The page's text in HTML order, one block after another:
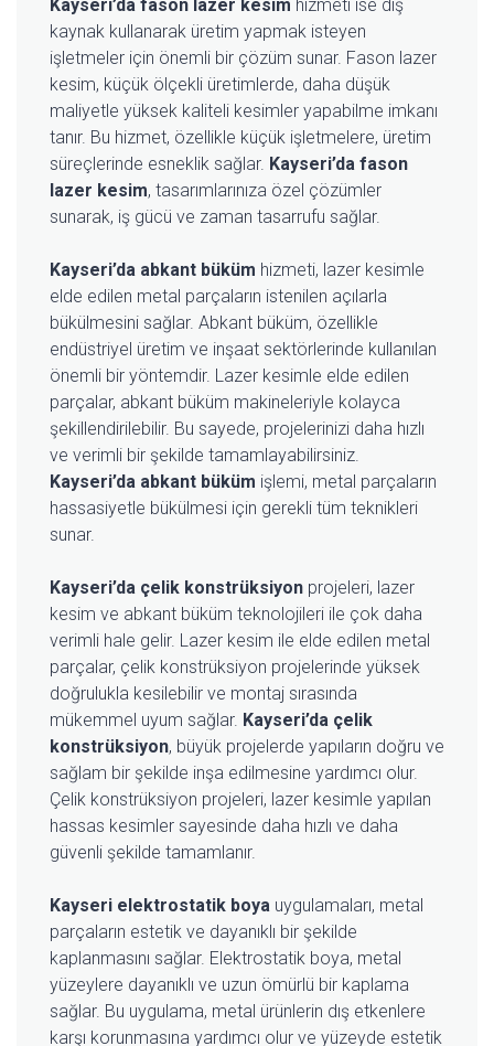
Kayseri’da fason lazer kesim hizmeti ise dış
kaynak kullanarak üretim yapmak isteyen
işletmeler için önemli bir çözüm sunar. Fason lazer
kesim, küçük ölçekli üretimlerde, daha düşük
maliyetle yüksek kaliteli kesimler yapabilme imkanı
tanır. Bu hizmet, özellikle küçük işletmelere, üretim
süreçlerinde esneklik sağlar. Kayseri’da fason
lazer kesim, tasarımlarınıza özel çözümler
sunarak, iş gücü ve zaman tasarrufu sağlar.
Kayseri’da abkant büküm hizmeti, lazer kesimle
elde edilen metal parçaların istenilen açılarla
bükülmesini sağlar. Abkant büküm, özellikle
endüstriyel üretim ve inşaat sektörlerinde kullanılan
önemli bir yöntemdir. Lazer kesimle elde edilen
parçalar, abkant büküm makineleriyle kolayca
şekillendirilebilir. Bu sayede, projelerinizi daha hızlı
ve verimli bir şekilde tamamlayabilirsiniz.
Kayseri’da abkant büküm işlemi, metal parçaların
hassasiyetle bükülmesi için gerekli tüm teknikleri
sunar.
Kayseri’da çelik konstrüksiyon projeleri, lazer
kesim ve abkant büküm teknolojileri ile çok daha
verimli hale gelir. Lazer kesim ile elde edilen metal
parçalar, çelik konstrüksiyon projelerinde yüksek
doğrulukla kesilebilir ve montaj sırasında
mükemmel uyum sağlar. Kayseri’da çelik
konstrüksiyon, büyük projelerde yapıların doğru ve
sağlam bir şekilde inşa edilmesine yardımcı olur.
Çelik konstrüksiyon projeleri, lazer kesimle yapılan
hassas kesimler sayesinde daha hızlı ve daha
güvenli şekilde tamamlanır.
Kayseri elektrostatik boya uygulamaları, metal
parçaların estetik ve dayanıklı bir şekilde
kaplanmasını sağlar. Elektrostatik boya, metal
yüzeylere dayanıklı ve uzun ömürlü bir kaplama
sağlar. Bu uygulama, metal ürünlerin dış etkenlere
karşı korunmasına yardımcı olur ve yüzeyde estetik